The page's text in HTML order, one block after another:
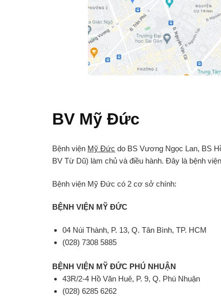
BV Mỹ Đức
Bệnh viện Mỹ Đức do BS Vương Ngọc Lan, BS
BV Từ Dũ) làm chủ và điều hành. Đây là bệnh
Bệnh viện Mỹ Đức có 2 cơ sở chính:
BỆNH VIỆN MỸ ĐỨC
04 Núi Thành, P. 13, Q. Tân Bình, TP. HCM
(028) 7308 5885
BỆNH VIỆN MỸ ĐỨC PHÚ NHUẬN
43R/2-4 Hồ Văn Huê, P. 9, Q. Phú Nhuận
(028) 6285 6262